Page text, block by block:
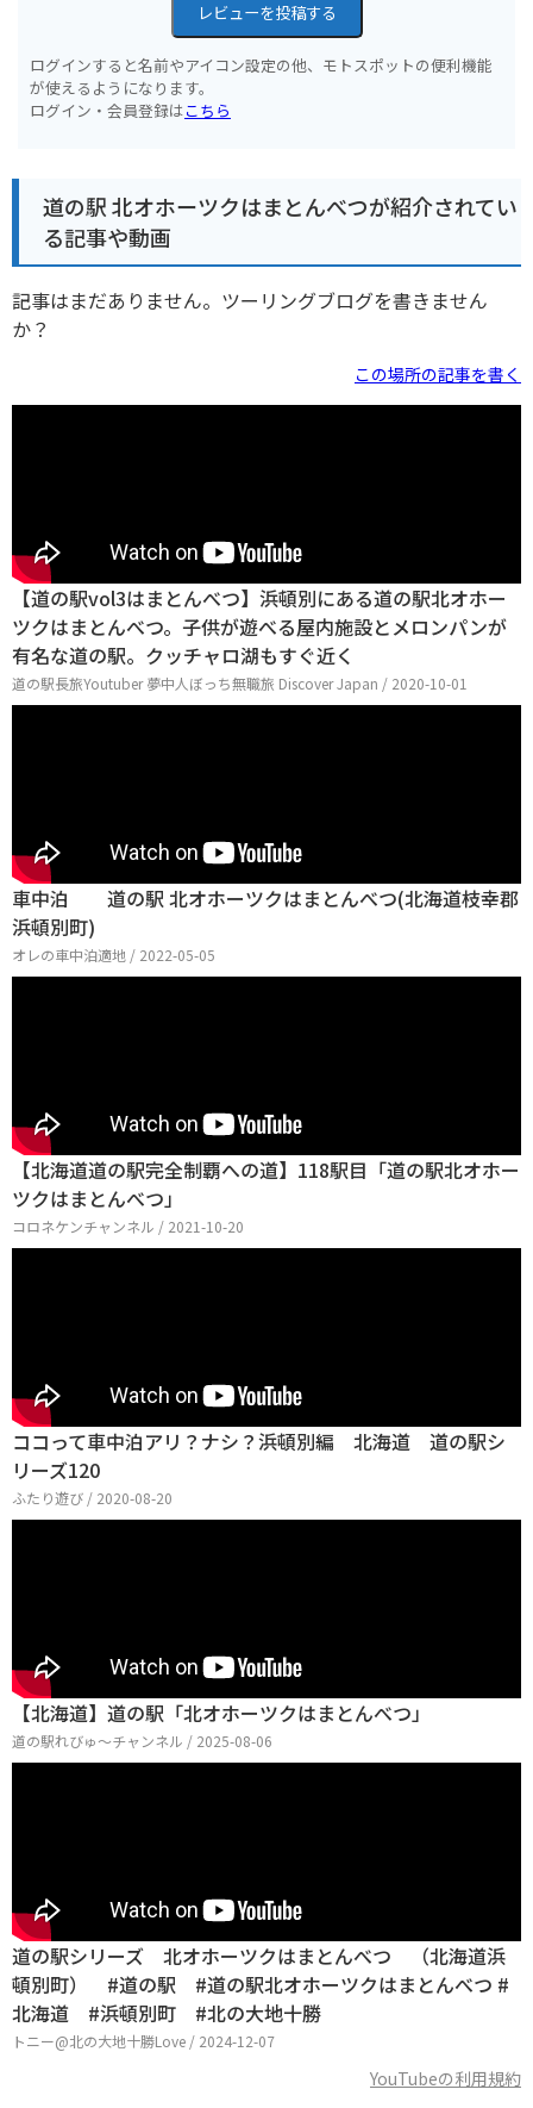
レビューを投稿する
ログインすると名前やアイコン設定の他、モトスポットの便利機能
が使えるようになります。
ログイン・会員登録はこちら
道の駅 北オホーツクはまとんべつが紹介されてい
る記事や動画
記事はまだありません。ツーリングブログを書きません
か？
この場所の記事を書く
【道の駅vol3はまとんべつ】浜頓別にある道の駅北オホー
ツクはまとんべつ。子供が遊べる屋内施設とメロンパンが
有名な道の駅。クッチャロ湖もすぐ近く
道の駅長旅Youtuber 夢中人ぼっち無職旅 Discover Japan / 2020-10-01
車中泊 道の駅 北オホーツクはまとんべつ(北海道枝幸郡
浜頓別町)
オレの車中泊適地 / 2022-05-05
【北海道道の駅完全制覇への道】118駅目「道の駅北オホー
ツクはまとんべつ」
コロネケンチャンネル / 2021-10-20
ココって車中泊アリ？ナシ？浜頓別編 北海道 道の駅シ
リーズ120
ふたり遊び / 2020-08-20
【北海道】道の駅「北オホーツクはまとんべつ」
道の駅れびゅ〜チャンネル / 2025-08-06
道の駅シリーズ 北オホーツクはまとんべつ （北海道浜
頓別町） #道の駅 #道の駅北オホーツクはまとんべつ #
北海道 #浜頓別町 #北の大地十勝
トニー@北の大地十勝Love / 2024-12-07
YouTubeの利用規約